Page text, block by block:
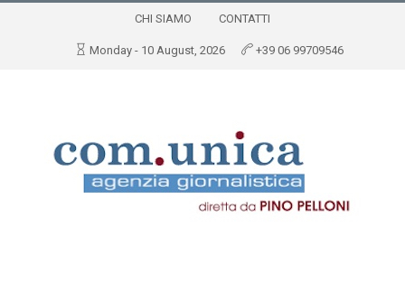
CHI SIAMO CONTATTI
Monday - 10 August, 2026 +39 06 99709546